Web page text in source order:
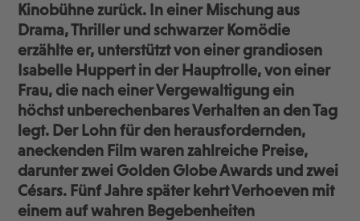
Kinobühne zurück. In einer Mischung aus
Drama, Thriller und schwarzer Komödie
erzählte er, unterstützt von einer grandiosen
Isabelle Huppert in der Hauptrolle, von einer
Frau, die nach einer Vergewaltigung ein
höchst unberechenbares Verhalten an den Tag
legt. Der Lohn für den herausfordernden,
aneckenden Film waren zahlreiche Preise,
darunter zwei Golden Globe Awards und zwei
Césars. Fünf Jahre später kehrt Verhoeven mit
einem auf wahren Begebenheiten